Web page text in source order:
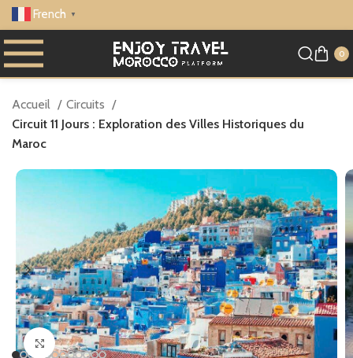
French ▼
0
Accueil
Circuits
Circuit 11 Jours : Exploration des Villes Historiques du
Maroc
Cliquez pour agrandir